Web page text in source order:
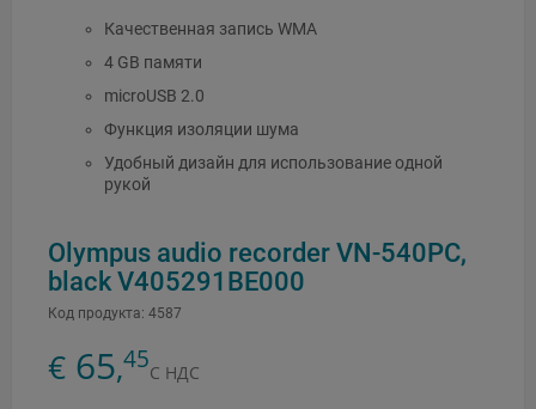
Качественная запись WMA
4 GB памяти
microUSB 2.0
Функция изоляции шума
Удобный дизайн для использование одной
рукой
Olympus audio recorder VN-540PC,
black V405291BE000
Код продукта: 4587
€ 65,45С НДС